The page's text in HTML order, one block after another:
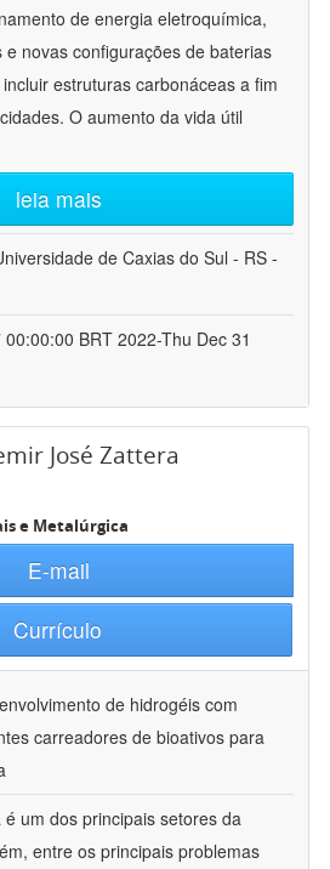
de energia eletroquímica,
novas configurações de baterias
estruturas carbonáceas a fim
O aumento da vida útil
leia mais
de Caxias do Sul - RS -
BRT 2022-Thu Dec 31
José Zattera
e Metalúrgica
E-mail
Currículo
de hidrogéis com
carreadores de bioativos para
é um dos principais setores da
entre os principais problemas